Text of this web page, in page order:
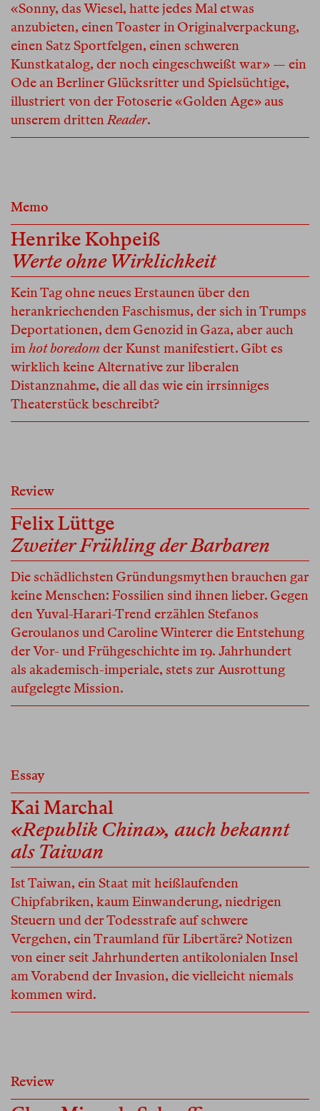
«Sonny, das Wiesel, hatte jedes Mal etwas
anzubieten, einen Toaster in Originalverpackung,
einen Satz Sportfelgen, einen schweren
Kunstkatalog, der noch eingeschweißt war» — ein
Ode an Berliner Glücksritter und Spielsüchtige,
illustriert von der Fotoserie «Golden Age» aus
unserem drittenReader.
Memo
Henrike Kohpeiß
Werte ohne Wirklichkeit
Kein Tag ohne neues Erstaunen über den
herankriechenden Faschismus, der sich in Trumps
Deportationen, dem Genozid in Gaza, aber auch
imhot boredom der Kunst manifestiert. Gibt es
wirklich keine Alternative zur liberalen
Distanznahme, die all das wie ein irrsinniges
Theaterstück beschreibt?
Review
Felix Lüttge
Zweiter Frühling der Barbaren
Die schädlichsten Gründungsmythen brauchen gar
keine Menschen: Fossilien sind ihnen lieber. Gegen
den Yuval-Harari-Trend erzählen Stefanos
Geroulanos und Caroline Winterer die Entstehung
der Vor- und Frühgeschichte im 19. Jahrhundert
als akademisch-imperiale, stets zur Ausrottung
aufgelegte Mission.
Essay
Kai Marchal
«Republik China», auch bekannt
als Taiwan
Ist Taiwan, ein Staat mit heißlaufenden
Chipfabriken, kaum Einwanderung, niedrigen
Steuern und der Todesstrafe auf schwere
Vergehen, ein Traumland für Libertäre? Notizen
von einer seit Jahrhunderten antikolonialen Insel
am Vorabend der Invasion, die vielleicht niemals
kommen wird.
Review